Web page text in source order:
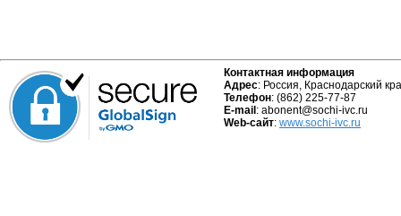
Контактная информация
Адрес: Россия, Краснодарский
Телефон: (862) 225-77-87
E-mail: abonent@sochi-ivc.ru
Web-сайт: www.sochi-ivc.ru